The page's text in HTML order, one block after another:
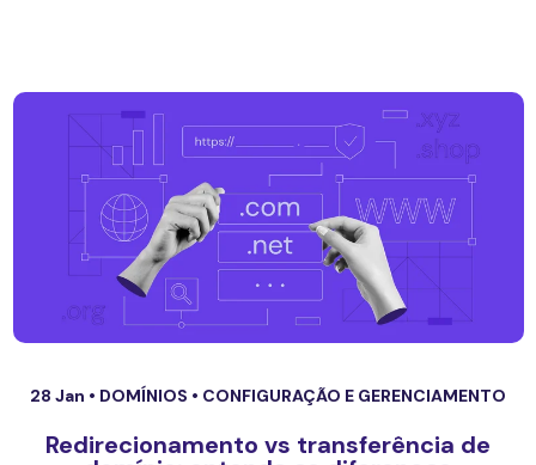
28 Jan • DOMÍNIOS • CONFIGURAÇÃO E GERENCIAMENTO
Redirecionamento vs transferência de